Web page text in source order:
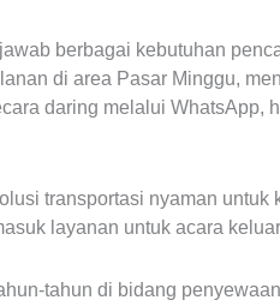
berbagai kebutuhan
di area Pasar Minggu,
daring melalui WhatsApp,
transportasi nyaman
layanan untuk acara
tahun di bidang